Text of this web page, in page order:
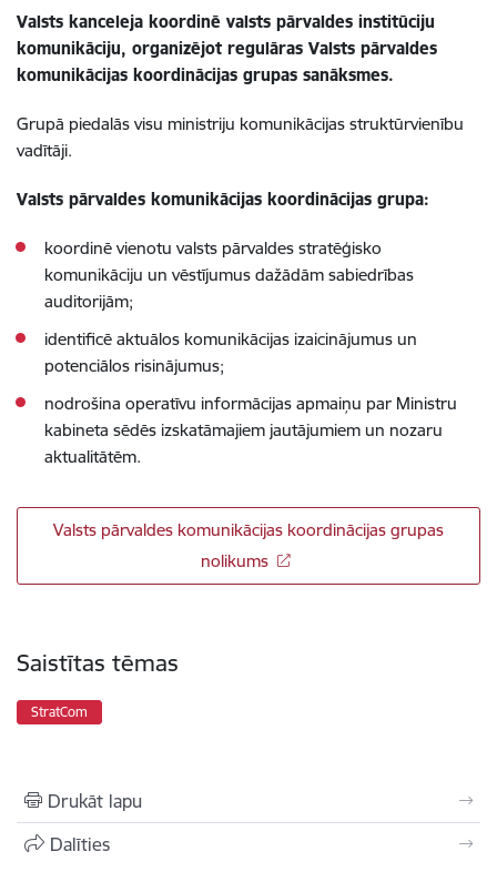
Valsts kanceleja koordinē valsts pārvaldes institūciju
komunikāciju, organizējot regulāras Valsts pārvaldes
komunikācijas koordinācijas grupas sanāksmes.
Grupā piedalās visu ministriju komunikācijas struktūrvienību
vadītāji.
Valsts pārvaldes komunikācijas koordinācijas grupa:
koordinē vienotu valsts pārvaldes stratēģisko
komunikāciju un vēstījumus dažādām sabiedrības
auditorijām;
identificē aktuālos komunikācijas izaicinājumus un
potenciālos risinājumus;
nodrošina operatīvu informācijas apmaiņu par Ministru
kabineta sēdēs izskatāmajiem jautājumiem un nozaru
aktualitātēm.
Valsts pārvaldes komunikācijas koordinācijas grupas
nolikums
Saistītas tēmas
StratCom
Drukāt lapu
Dalīties